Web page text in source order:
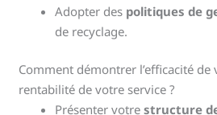
Adopter des politiques de
de recyclage.
Comment démontrer l’efficacité
rentabilité de votre service ?
Présenter votrestructure